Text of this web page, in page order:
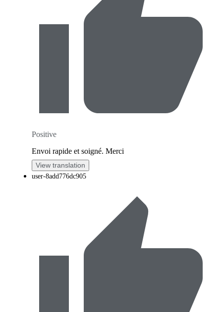
Positive
Envoi rapide et soigné. Merci
View translation
user-8add776dc905